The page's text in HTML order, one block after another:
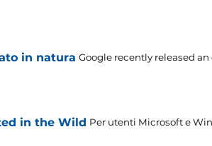
in natura Google recently released
in the Wild Per utenti Microsoft e